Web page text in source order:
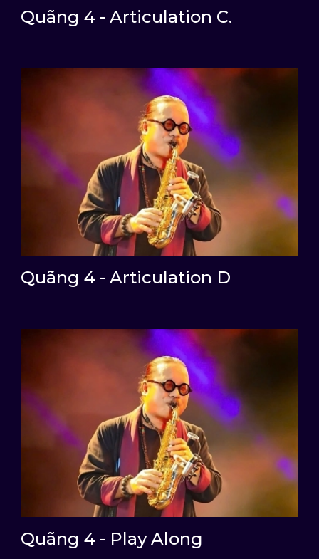
Quãng 4 - Articulation C.
Quãng 4 - Articulation D
Quãng 4 - Play Along